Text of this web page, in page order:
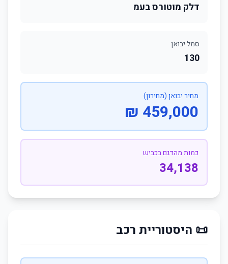
דלק מוטורס בעמ
סמל יבואן
130
מחיר יבואן (מחירון)
459,000 ₪
כמות מהדגם בכביש
34,138
📜 היסטוריית רכב